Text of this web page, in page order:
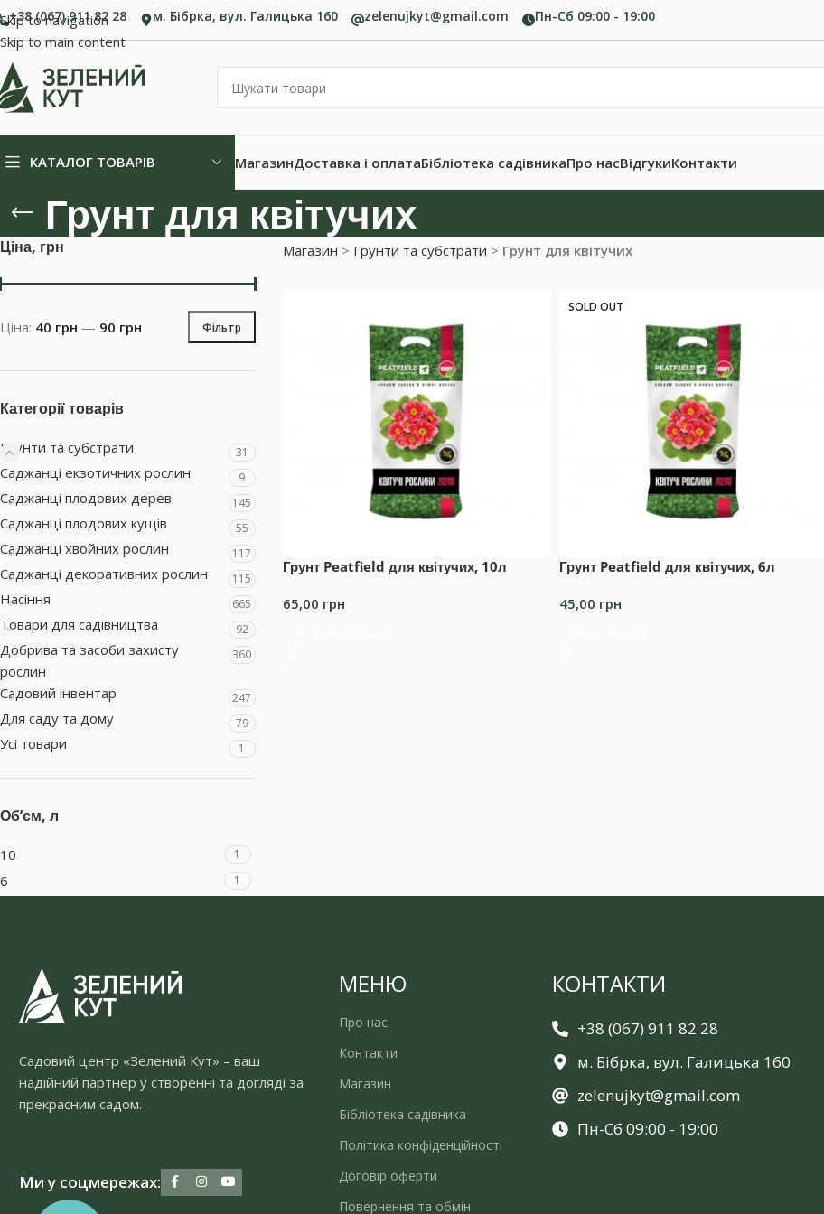
Skip to navigation
Skip to main content
+38 (067) 911 82 28 м. Бібрка, вул. Галицька 160 zelenujkyt@gmail.com Пн-Сб 09:00 - 19:00
КАТАЛОГ ТОВАРІВ МагазинДоставка і оплатаБібліотека садівникаПро насВідгукиКонтакти
Грунт для квітучих
Ціна, грн
Фільтр
Ціна: 40 грн — 90 грн
Категорії товарів
Грунти та субстрати 31
Саджанці екзотичних рослин 9
Саджанці плодових дерев 145
Саджанці плодових кущів 55
Саджанці хвойних рослин 117
Саджанці декоративних рослин 115
Насіння 665
Товари для садівництва 92
Добрива та засоби захисту
рослин
360
Садовий інвентар 247
Для саду та дому 79
Усі товари 1
Обʼєм, л
10 1
6 1
Магазин > Грунти та субстрати > Грунт для квітучих
Грунт Peatfield для квітучих, 10л
65,00 грн
SOLD OUT
Грунт Peatfield для квітучих, 6л
45,00 грн
Садовий центр «Зелений Кут» – ваш
надійний партнер у створенні та догляді за
прекрасним садом.
Ми у соцмережах:
МЕНЮ
Про нас
Контакти
Магазин
Бібліотека садівника
Політика конфіденційності
Договір оферти
Повернення та обмін
КОНТАКТИ
+38 (067) 911 82 28
м. Бібрка, вул. Галицька 160
zelenujkyt@gmail.com
Пн-Сб 09:00 - 19:00